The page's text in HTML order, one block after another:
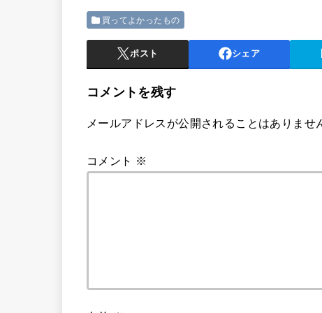
買ってよかったもの
ポスト シェア
コメントを残す
メールアドレスが公開されることはありませ
コメント ※